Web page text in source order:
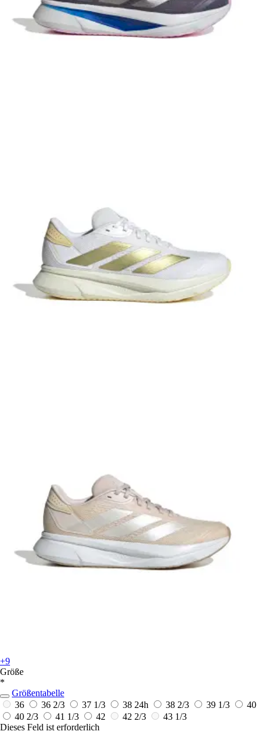
+9
Größe
*
Größentabelle
36
36 2/3 37 1/3 38 24h 38 2/3 39 1/3
40
40 2/3
41 1/3 42 42 2/3
43 1/3
Dieses Feld ist erforderlich